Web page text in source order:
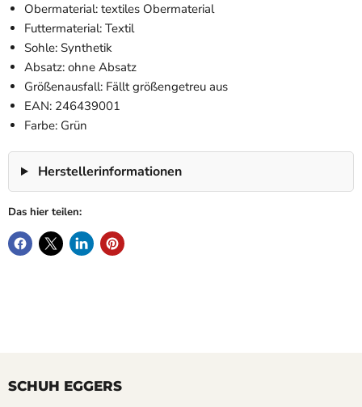
Obermaterial: textiles Obermaterial
Futtermaterial: Textil
Sohle: Synthetik
Absatz: ohne Absatz
Größenausfall: Fällt größengetreu aus
EAN: 246439001
Farbe: Grün
Herstellerinformationen
Das hier teilen:
SCHUH EGGERS